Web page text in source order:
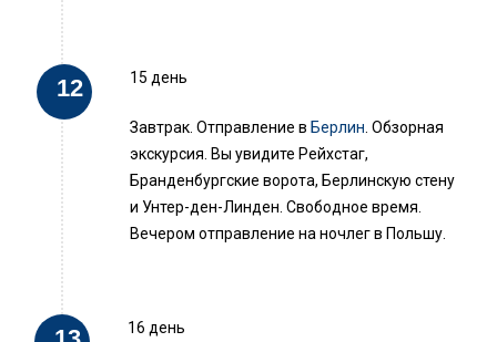
15 день
Завтрак. Отправление в Берлин . Обзорная
экскурсия. Вы увидите Рейхстаг,
Бранденбургские ворота, Берлинскую стену
и Унтер-ден-Линден. Свободное время.
Вечером отправление на ночлег в Польшу.
16 день